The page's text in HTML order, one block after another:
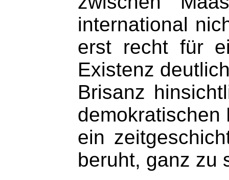
international
erst recht für
Existenz
Brisanz
demokratischen
ein
beruht, ganz zu